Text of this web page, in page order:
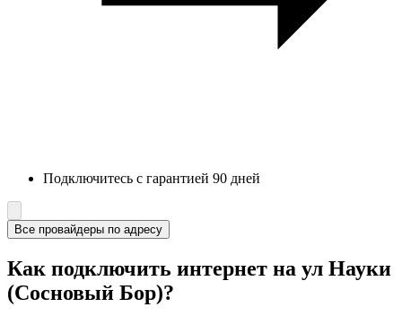
Подключитесь с гарантией 90 дней
Все провайдеры по адресу
Как подключить интернет на ул Науки
(Сосновый Бор)?